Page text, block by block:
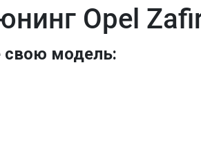
Opel
свою модель: